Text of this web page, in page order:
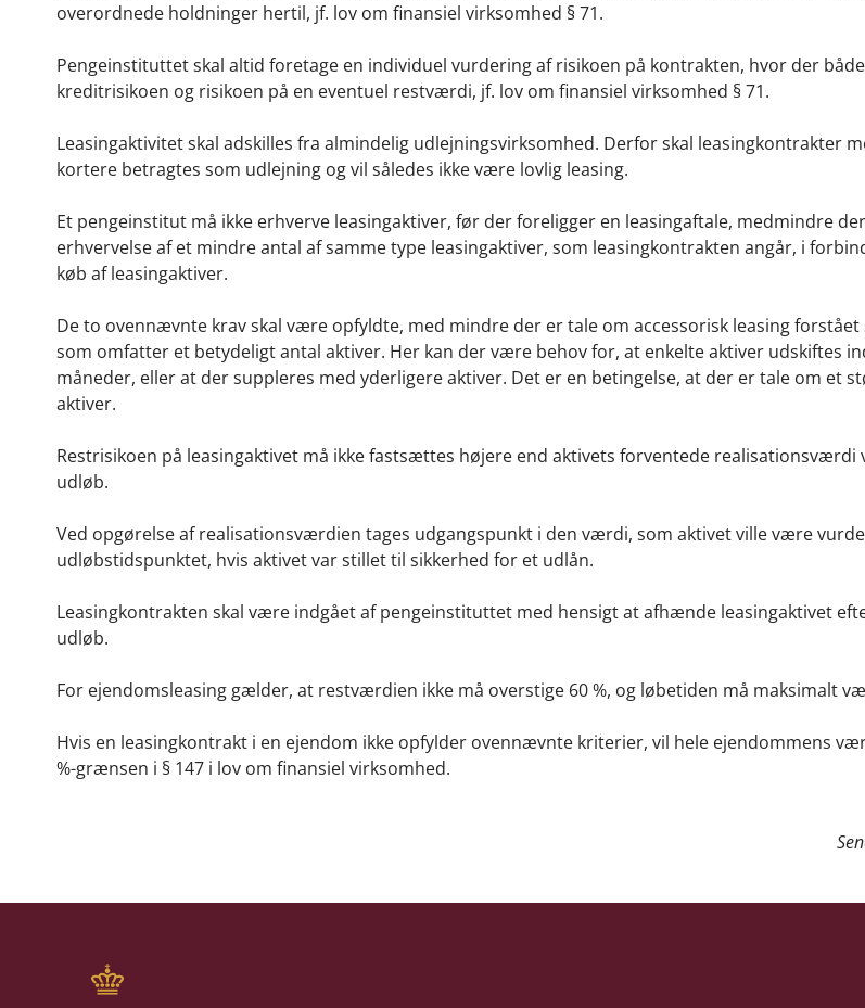
overordnede holdninger hertil, jf. lov om finansiel virksomhed § 71.
Pengeinstituttet skal altid foretage en individuel vurdering af risikoen på kontrakten, hvor der
kreditrisikoen og risikoen på en eventuel restværdi, jf. lov om finansiel virksomhed § 71.
Leasingaktivitet skal adskilles fra almindelig udlejningsvirksomhed. Derfor skal leasingkontrakter
kortere betragtes som udlejning og vil således ikke være lovlig leasing.
Et pengeinstitut må ikke erhverve leasingaktiver, før der foreligger en leasingaftale, medmindre
erhvervelse af et mindre antal af samme type leasingaktiver, som leasingkontrakten angår, i
køb af leasingaktiver.
De to ovennævnte krav skal være opfyldte, med mindre der er tale om accessorisk leasing forstået
som omfatter et betydeligt antal aktiver. Her kan der være behov for, at enkelte aktiver udskiftes
måneder, eller at der suppleres med yderligere aktiver. Det er en betingelse, at der er tale om et
aktiver.
Restrisikoen på leasingaktivet må ikke fastsættes højere end aktivets forventede realisationsværdi
udløb.
Ved opgørelse af realisationsværdien tages udgangspunkt i den værdi, som aktivet ville være
udløbstidspunktet, hvis aktivet var stillet til sikkerhed for et udlån.
Leasingkontrakten skal være indgået af pengeinstituttet med hensigt at afhænde leasingaktivet
udløb.
For ejendomsleasing gælder, at restværdien ikke må overstige 60 %, og løbetiden må maksimalt
Hvis en leasingkontrakt i en ejendom ikke opfylder ovennævnte kriterier, vil hele ejendommens
%-grænsen i § 147 i lov om finansiel virksomhed.